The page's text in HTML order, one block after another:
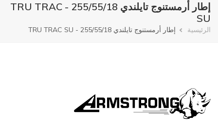
إطار أرمستنوج تايلندي 255/55/18 - TRU TRAC
SU
مسار
الرئيسية إطار أرمستنوج تايلندي 255/55/18 - TRU TRAC SU